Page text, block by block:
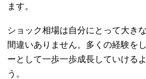
ます。
ショック相場は自分にとって大き
間違いありません。多くの経験を
ーとして一歩一歩成長していける
う。